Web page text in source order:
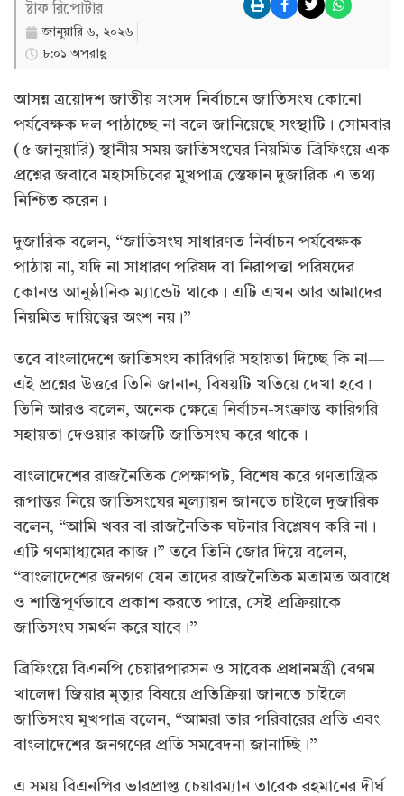
ষ্টাফ রিপোর্টার
জানুয়ারি ৬, ২০২৬
৮:০১ অপরাহ্ণ
আসন্ন ত্রয়োদশ জাতীয় সংসদ নির্বাচনে জাতিসংঘ কোনো
পর্যবেক্ষক দল পাঠাচ্ছে না বলে জানিয়েছে সংস্থাটি। সোমবার
(৫ জানুয়ারি) স্থানীয় সময় জাতিসংঘের নিয়মিত ব্রিফিংয়ে এক
প্রশ্নের জবাবে মহাসচিবের মুখপাত্র স্তেফান দুজারিক এ তথ্য
নিশ্চিত করেন।
দুজারিক বলেন, “জাতিসংঘ সাধারণত নির্বাচন পর্যবেক্ষক
পাঠায় না, যদি না সাধারণ পরিষদ বা নিরাপত্তা পরিষদের
কোনও আনুষ্ঠানিক ম্যান্ডেট থাকে। এটি এখন আর আমাদের
নিয়মিত দায়িত্বের অংশ নয়।”
তবে বাংলাদেশে জাতিসংঘ কারিগরি সহায়তা দিচ্ছে কি না—
এই প্রশ্নের উত্তরে তিনি জানান, বিষয়টি খতিয়ে দেখা হবে।
তিনি আরও বলেন, অনেক ক্ষেত্রে নির্বাচন-সংক্রান্ত কারিগরি
সহায়তা দেওয়ার কাজটি জাতিসংঘ করে থাকে।
বাংলাদেশের রাজনৈতিক প্রেক্ষাপট, বিশেষ করে গণতান্ত্রিক
রূপান্তর নিয়ে জাতিসংঘের মূল্যায়ন জানতে চাইলে দুজারিক
বলেন, “আমি খবর বা রাজনৈতিক ঘটনার বিশ্লেষণ করি না।
এটি গণমাধ্যমের কাজ।” তবে তিনি জোর দিয়ে বলেন,
“বাংলাদেশের জনগণ যেন তাদের রাজনৈতিক মতামত অবাধে
ও শান্তিপূর্ণভাবে প্রকাশ করতে পারে, সেই প্রক্রিয়াকে
জাতিসংঘ সমর্থন করে যাবে।”
ব্রিফিংয়ে বিএনপি চেয়ারপারসন ও সাবেক প্রধানমন্ত্রী বেগম
খালেদা জিয়ার মৃত্যুর বিষয়ে প্রতিক্রিয়া জানতে চাইলে
জাতিসংঘ মুখপাত্র বলেন, “আমরা তার পরিবারের প্রতি এবং
বাংলাদেশের জনগণের প্রতি সমবেদনা জানাচ্ছি।”
এ সময় বিএনপির ভারপ্রাপ্ত চেয়ারম্যান তারেক রহমানের দীর্ঘ